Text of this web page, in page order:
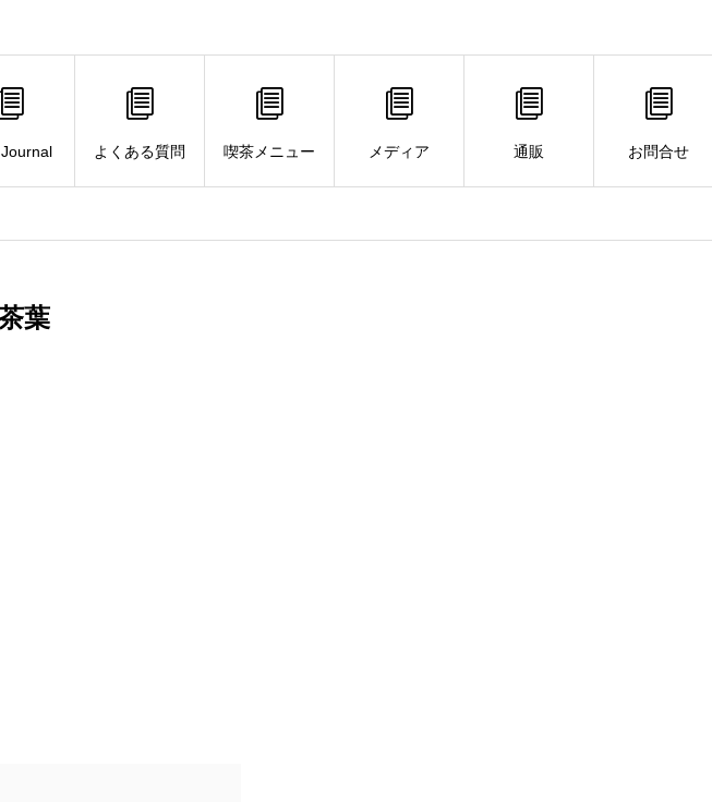
よくある質問 喫茶メニュー メディア 通販 お問合せ
葉